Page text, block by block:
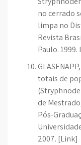
no cerrado
limpa no
Revista
Paulo. 1999.
totais de
de
Pós-
2007. [Link]